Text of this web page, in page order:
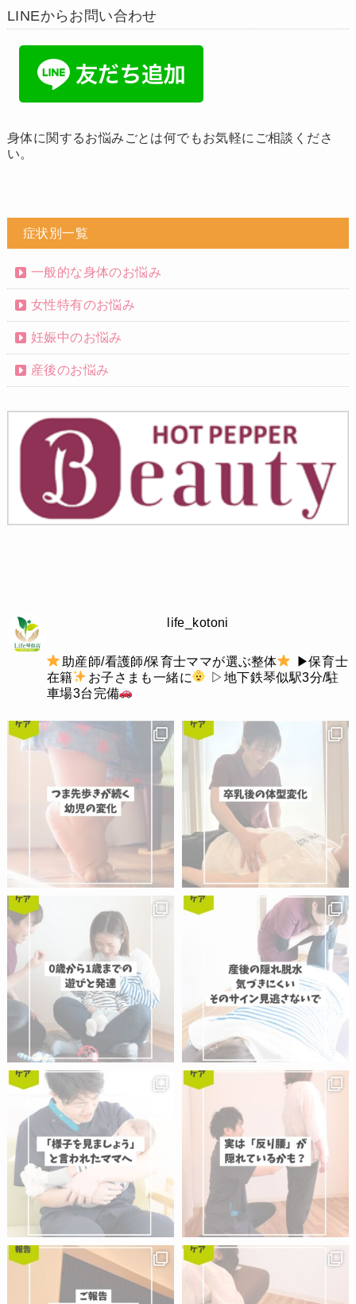
LINEからお問い合わせ
身体に関するお悩みごとは何でもお気軽にご相談くださ
い。
症状別一覧
一般的な身体のお悩み
女性特有のお悩み
妊娠中のお悩み
産後のお悩み
life_kotoni
助産師/看護師/保育士ママが選ぶ整体
▶︎保育士
在籍
お子さまも一緒に
▷地下鉄琴似駅3分/駐
車場3台完備